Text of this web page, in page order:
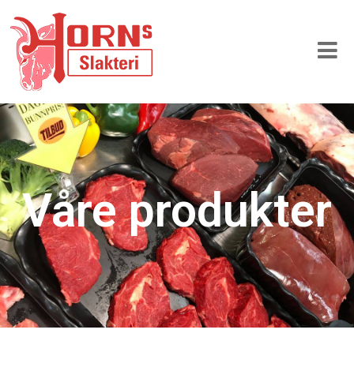
Våre produkter